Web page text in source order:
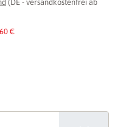
(DE - versandkostenfrei ab
€